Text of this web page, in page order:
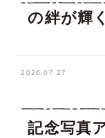
の絆が輝
2026.07.27
記念写真